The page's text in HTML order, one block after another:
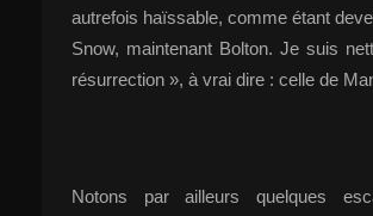
autrefois haïssable, comme étant
Snow, maintenant Bolton. Je suis
résurrection », à vrai dire : celle de
Notons par ailleurs quelques